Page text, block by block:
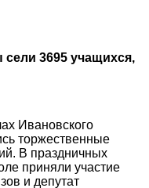
3695 учащихся,
Ивановского
торжественные
В праздничных
приняли участие
и депутат